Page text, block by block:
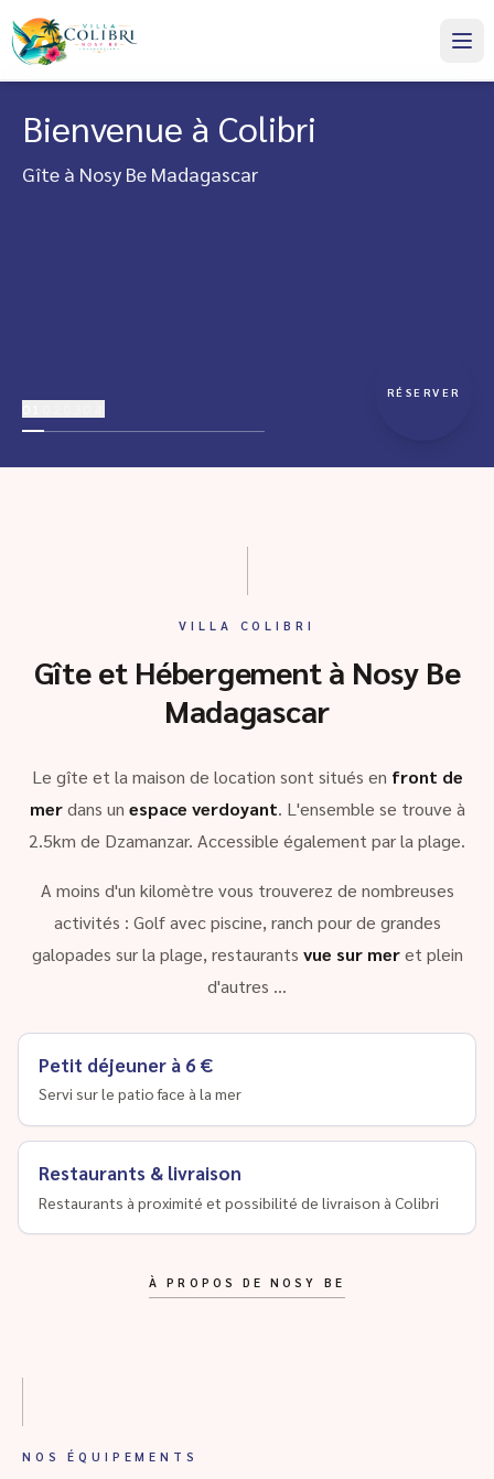
Bienvenue à Colibri
Gîte à Nosy Be Madagascar
RÉSERVER
VILLA COLIBRI
Gîte et Hébergement à Nosy Be
Madagascar
Le gîte et la maison de location sont situés en front de
merdans un espace verdoyant. L'ensemble se trouve à
2.5km de Dzamanzar. Accessible également par la plage.
A moins d'un kilomètre vous trouverez de nombreuses
activités : Golf avec piscine, ranch pour de grandes
galopades sur la plage, restaurants vue sur meret plein
d'autres …
Petit déjeuner à 6 €
Servi sur le patio face à la mer
Restaurants & livraison
Restaurants à proximité et possibilité de livraison à Colibri
À PROPOS DE NOSY BE
NOS ÉQUIPEMENTS